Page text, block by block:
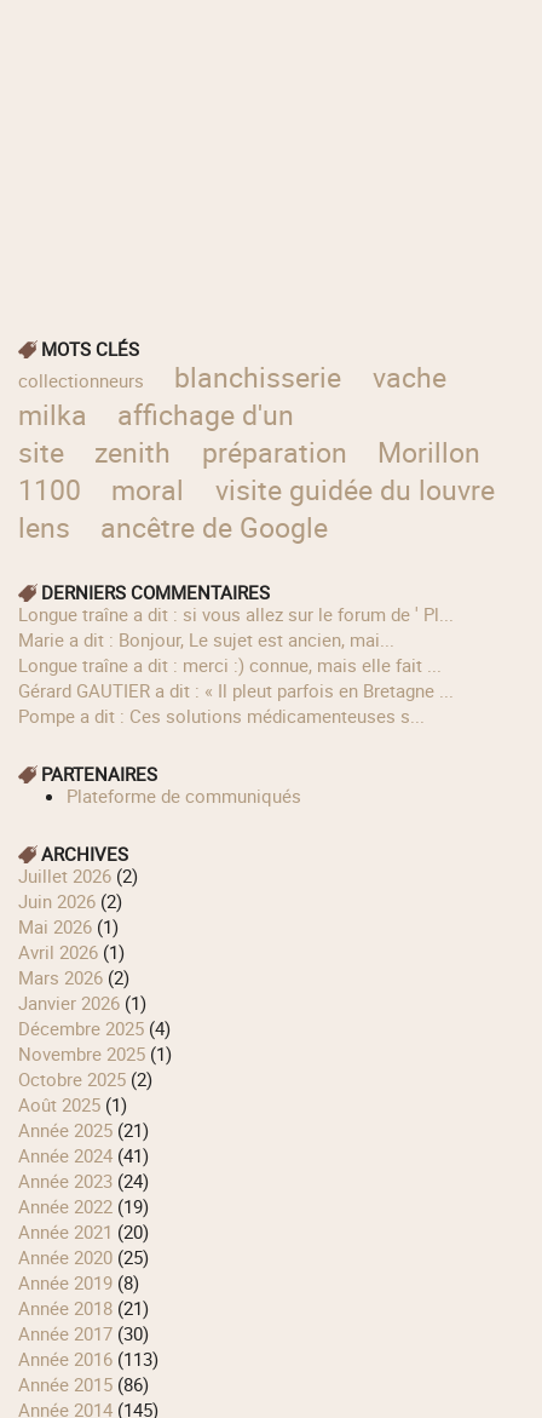
MOTS CLÉS
collectionneurs
blanchisserie
vache
milka
affichage d'un
site
zenith préparation
Morillon
1100
moral
visite guidée du louvre
lens
ancêtre de Google
DERNIERS COMMENTAIRES
longue traîne a dit : si vous allez sur le forum de ' Pl...
Marie a dit : Bonjour, Le sujet est ancien, mai...
longue traîne a dit : merci :) connue, mais elle fait ...
Gérard GAUTIER a dit : « Il pleut parfois en Bretagne ...
Pompe a dit : Ces solutions médicamenteuses s...
PARTENAIRES
Plateforme de communiqués
ARCHIVES
juillet 2026 (2)
juin 2026 (2)
mai 2026 (1)
avril 2026 (1)
mars 2026 (2)
janvier 2026 (1)
décembre 2025 (4)
novembre 2025 (1)
octobre 2025 (2)
août 2025 (1)
année 2025 (21)
année 2024 (41)
année 2023 (24)
année 2022 (19)
année 2021 (20)
année 2020 (25)
année 2019 (8)
année 2018 (21)
année 2017 (30)
année 2016 (113)
année 2015 (86)
année 2014 (145)